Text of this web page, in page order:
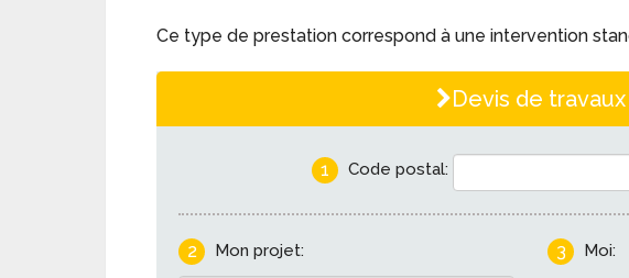
Ce type de prestation correspond à une intervention
Devis de travaux
1 Code postal:
2 Mon projet: 3 Moi: